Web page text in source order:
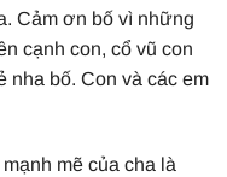
Cảm ơn bố vì những
cạnh con, cổ vũ con
nha bố. Con và các em
mẽ của cha là